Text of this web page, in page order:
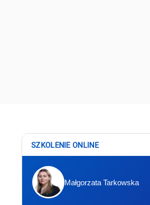
SZKOLENIE ONLINE
Małgorzata Tarkowska